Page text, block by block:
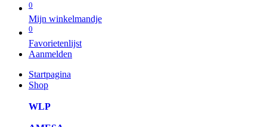
0
Mijn winkelmandje
0
Favorietenlijst
Aanmelden
Startpagina
Shop
WLP